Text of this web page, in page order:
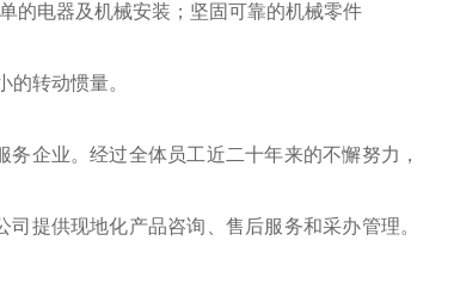
的电器及机械安装；坚固可靠的机械零件
转动惯量。
企业。经过全体员工近二十年来的不懈努力，
提供现地化产品咨询、售后服务和采办管理。